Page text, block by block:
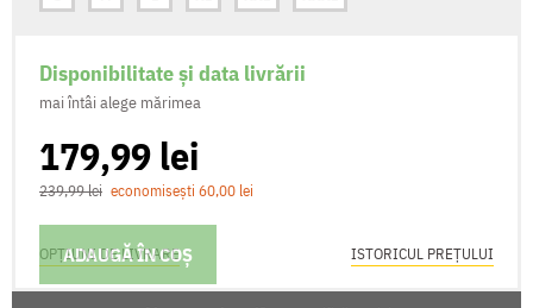
Disponibilitate și data livrării
mai întâi alege mărimea
179,99 lei
239,99 lei economisești 60,00 lei
ADAUGĂ ÎN COȘ
OPȚIUNI DE LIVRARE ISTORICUL PREȚULUI